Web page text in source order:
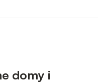
domy i